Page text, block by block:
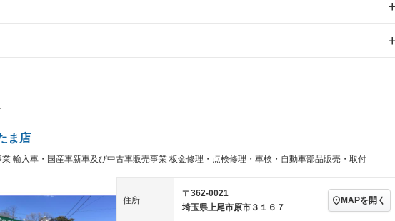
席/助手席/サイド
トコントロール
装備略号／用語解説
たはCDチェンジャー／ミュージック
ッシャ
－ HID(キセノンライト) － ポータブルナビ バックカメラ
スマートキー ローダウン
ヤ パワーシート 3列シート ベンチシート
ま店
輸入車・国産車新車及び中古車販売事業 板金修理・点検修理・車検・自動車部品販売・取付
住所
〒362-0021
埼玉県上尾市原市３１６７
MAPを開く